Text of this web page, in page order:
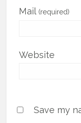
Mail (required)
Website
Save my